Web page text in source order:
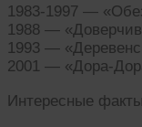
1983-1997 —
1988 —
1993 —
2001 — «Дора-
Интересные факты